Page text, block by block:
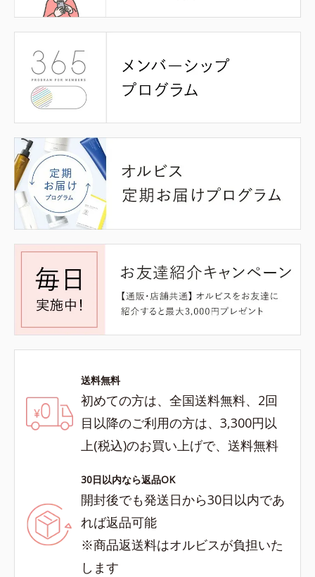
送料無料
初めての方は、全国送料無料、2回
目以降のご利用の方は、3,300円以
上(税込)のお買い上げで、送料無料
30日以内なら返品OK
開封後でも発送日から30日以内であ
れば返品可能
※商品返送料はオルビスが負担いた
します